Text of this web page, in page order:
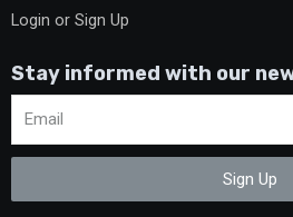
Login or Sign Up
Stay informed with our
Sign Up